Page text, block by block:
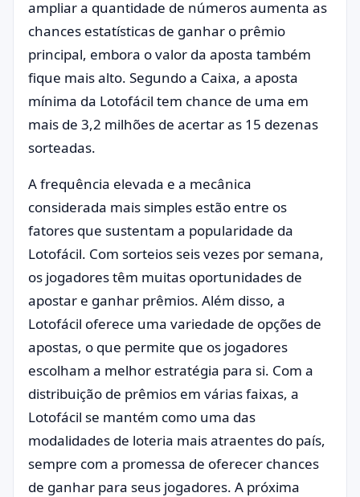
ampliar a quantidade de números aumenta as
chances estatísticas de ganhar o prêmio
principal, embora o valor da aposta também
fique mais alto. Segundo a Caixa, a aposta
mínima da Lotofácil tem chance de uma em
mais de 3,2 milhões de acertar as 15 dezenas
sorteadas.
A frequência elevada e a mecânica
considerada mais simples estão entre os
fatores que sustentam a popularidade da
Lotofácil. Com sorteios seis vezes por semana,
os jogadores têm muitas oportunidades de
apostar e ganhar prêmios. Além disso, a
Lotofácil oferece uma variedade de opções de
apostas, o que permite que os jogadores
escolham a melhor estratégia para si. Com a
distribuição de prêmios em várias faixas, a
Lotofácil se mantém como uma das
modalidades de loteria mais atraentes do país,
sempre com a promessa de oferecer chances
de ganhar para seus jogadores. A próxima